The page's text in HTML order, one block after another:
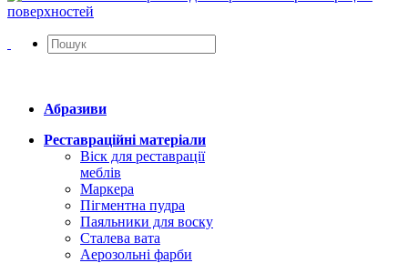
Абразиви
Реставраційні матеріали
Віск для реставрації
меблів
Маркера
Пігментна пудра
Паяльники для воску
Сталева вата
Аерозольні фарби